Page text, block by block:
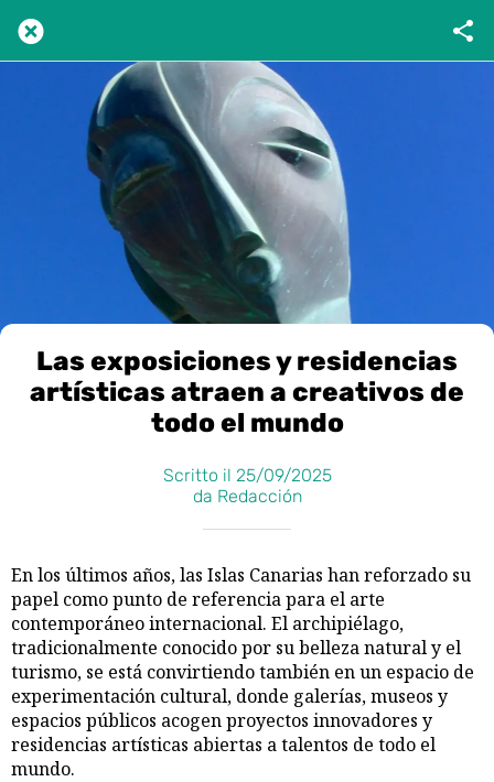
Las exposiciones y residencias
artísticas atraen a creativos de
todo el mundo
Scritto il 25/09/2025
da Redacción
En los últimos años, las Islas Canarias han reforzado su
papel como punto de referencia para el arte
contemporáneo internacional. El archipiélago,
tradicionalmente conocido por su belleza natural y el
turismo, se está convirtiendo también en un espacio de
experimentación cultural, donde galerías, museos y
espacios públicos acogen proyectos innovadores y
residencias artísticas abiertas a talentos de todo el
mundo.